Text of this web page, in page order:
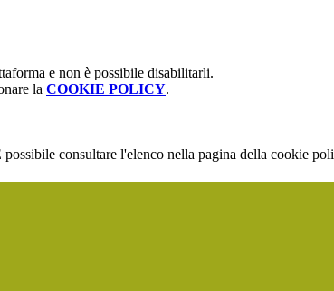
e non è possibile disabilitarli.
la COOKIE POLICY.
consultare l'elenco nella pagina della cookie